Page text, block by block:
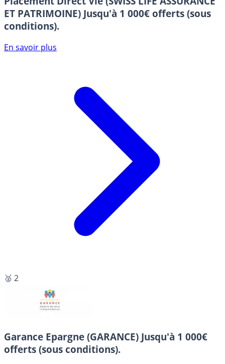
ET PATRIMOINE) Jusqu'à 1 000€ offerts (sous
conditions).
En savoir plus
🥈 2
Garance Epargne (GARANCE) Jusqu'à 1 000€
offerts (sous conditions).